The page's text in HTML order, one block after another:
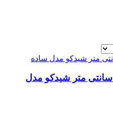
پایه تابلو وایت برد متحرک 4 سانتی متر شیدکو مدل